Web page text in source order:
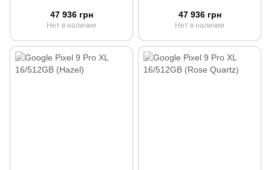
47 936 грн
Нет в наличии
47 936 грн
Нет в наличии